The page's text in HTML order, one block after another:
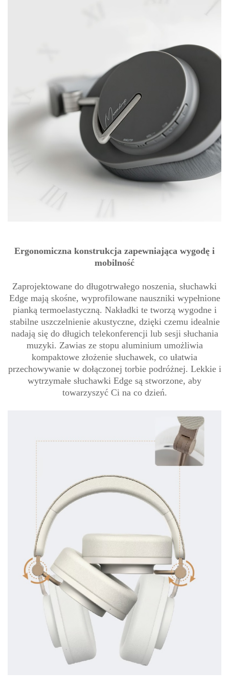
Ergonomiczna konstrukcja zapewniająca wygodę i
mobilność
Zaprojektowane do długotrwałego noszenia, słuchawki
Edge mają skośne, wyprofilowane nauszniki wypełnione
pianką termoelastyczną. Nakładki te tworzą wygodne i
stabilne uszczelnienie akustyczne, dzięki czemu idealnie
nadają się do długich telekonferencji lub sesji słuchania
muzyki. Zawias ze stopu aluminium umożliwia
kompaktowe złożenie słuchawek, co ułatwia
przechowywanie w dołączonej torbie podróżnej. Lekkie i
wytrzymałe słuchawki Edge są stworzone, aby
towarzyszyć Ci na co dzień.